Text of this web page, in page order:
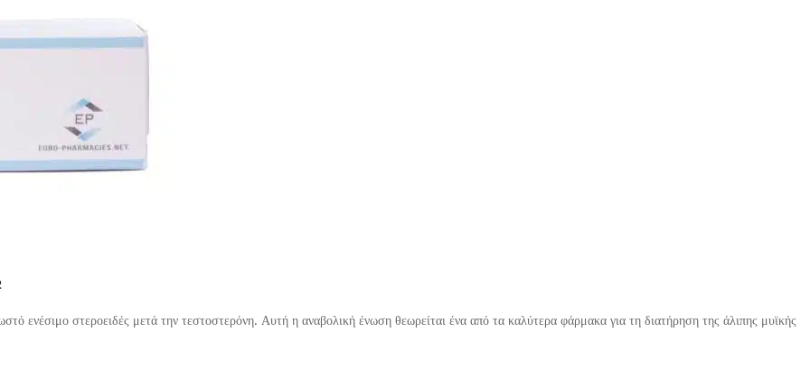
ενέσιμο στεροειδές μετά την τεστοστερόνη. Αυτή η αναβολική ένωση θεωρείται ένα από τα καλύτερα φάρμακα για τη διατήρηση της άλιπης μυϊκής